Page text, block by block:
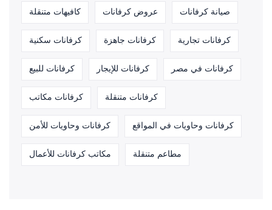
صيانة كرفانات عروض كرفانات كافيهات متنقلة
كرفانات تجارية كرفانات جاهزة كرفانات سكنية
كرفانات في مصر كرفانات للإيجار كرفانات للبيع
كرفانات متنقلة كرفانات مكاتب
كرفانات وحاويات في المواقع كرفانات وحاويات للأمن
مطاعم متنقلة مكاتب كرفانات للأعمال